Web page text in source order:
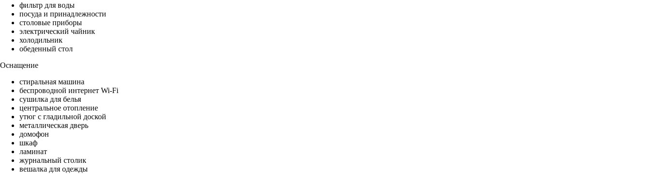
фильтр для воды
посуда и принадлежности
столовые приборы
электрический чайник
холодильник
обеденный стол
Оснащение
стиральная машина
беспроводной интернет Wi-Fi
сушилка для белья
центральное отопление
утюг с гладильной доской
металлическая дверь
домофон
шкаф
ламинат
журнальный столик
вешалка для одежды